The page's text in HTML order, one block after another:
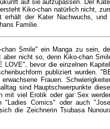
auf sie aufzupassen. Der
Kiko-chan natürlich nicht,
der Kater Nachwuchs, und
Familie.
Smile" ein Manga zu sein,
nicht so, denn Kiko-chan
bevor die einzelnen
publiziert wurden.
Frauen.
sind Hauptschwerpunkte
mit viel Erotik oder gar Sex
"Ladies Comics" oder auch
die Zeichnerin Tsubasa